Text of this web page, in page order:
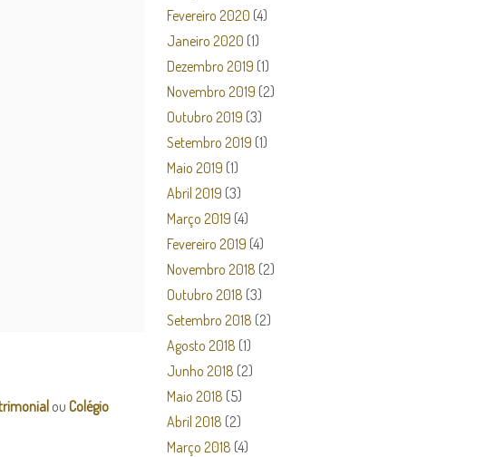
ou Colégio
Fevereiro 2020 (4)
Janeiro 2020 (1)
Dezembro 2019 (1)
Novembro 2019 (2)
Outubro 2019 (3)
Setembro 2019 (1)
Maio 2019 (1)
Abril 2019 (3)
Março 2019 (4)
Fevereiro 2019 (4)
Novembro 2018 (2)
Outubro 2018 (3)
Setembro 2018 (2)
Agosto 2018 (1)
Junho 2018 (2)
Maio 2018 (5)
Abril 2018 (2)
Março 2018 (4)